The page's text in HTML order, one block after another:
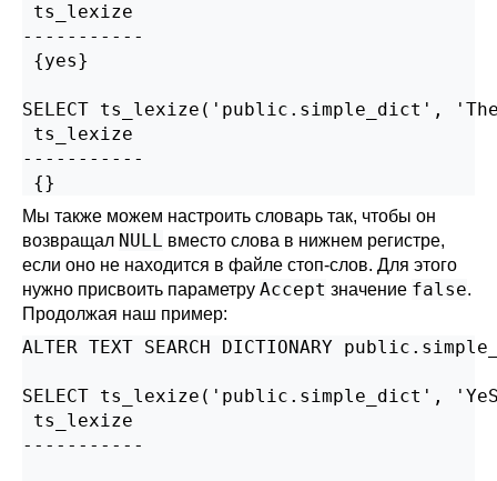
ts_lexize
-----------
{yes}
SELECT ts_lexize('public.simple_dict',
ts_lexize
-----------
Мы также можем настроить словарь так, чтобы он
возвращал NULL вместо слова в нижнем регистре,
если оно не находится в файле стоп-слов. Для этого
нужно присвоить параметру Accept значение false.
Продолжая наш пример:
ALTER TEXT SEARCH DICTIONARY
SELECT ts_lexize('public.simple_dict',
ts_lexize
-----------